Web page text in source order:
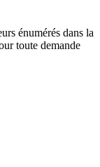
énumérés dans la
toute demande